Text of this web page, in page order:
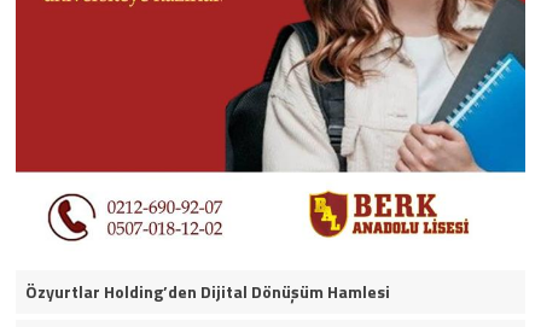
Özyurtlar Holding’den Dijital Dönüşüm Hamlesi